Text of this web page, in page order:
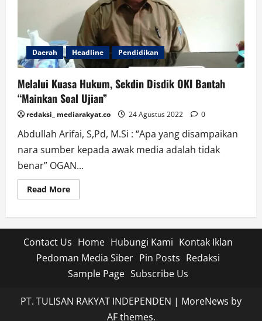
Daerah Headline Pendidikan
Melalui Kuasa Hukum, Sekdin Disdik OKI Bantah
“Mainkan Soal Ujian”
redaksi_ mediarakyat.co 24 Agustus 2022 0
Abdullah Arifai, S,Pd, M.Si : “Apa yang disampaikan
nara sumber kepada awak media adalah tidak
benar” OGAN...
Read MoreRead
more
Hukum,
Sekdin
Disdik
OKI
Bantah
“Mainkan
Soal
Contact Us Home Hubungi Kami Kontak Iklan
Pedoman Media Siber Pin Posts Redaksi
Sample Page Subscribe Us
PT. TULISAN RAKYAT INDEPENDEN | MoreNews by
AF themes.